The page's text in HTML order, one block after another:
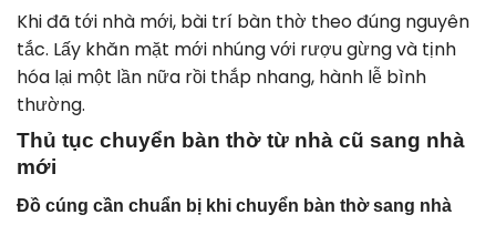
Khi đã tới nhà mới, bài trí bàn thờ theo đúng nguyên
tắc. Lấy khăn mặt mới nhúng với rượu gừng và tịnh
hóa lại một lần nữa rồi thắp nhang, hành lễ bình
thường.
Thủ tục chuyển bàn thờ từ nhà cũ sang nhà
mới
Đồ cúng cần chuẩn bị khi chuyển bàn thờ sang nhà